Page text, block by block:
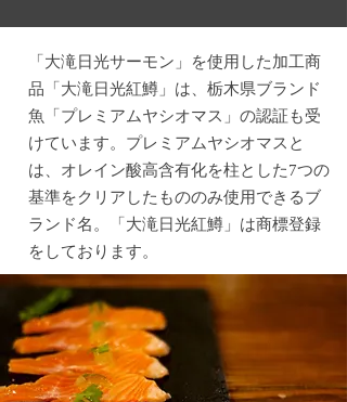
「大滝日光サーモン」を使用した加工商
品「大滝日光紅鱒」は、栃木県ブランド
魚「プレミアムヤシオマス」の認証も受
けています。プレミアムヤシオマスと
は、オレイン酸高含有化を柱とした7つの
基準をクリアしたもののみ使用できるブ
ランド名。「大滝日光紅鱒」は商標登録
をしております。